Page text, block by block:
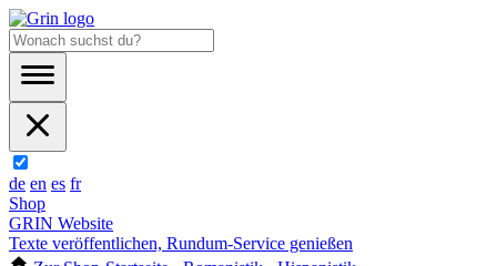
de en es fr
Shop
GRIN Website
Texte veröffentlichen, Rundum-Service genießen